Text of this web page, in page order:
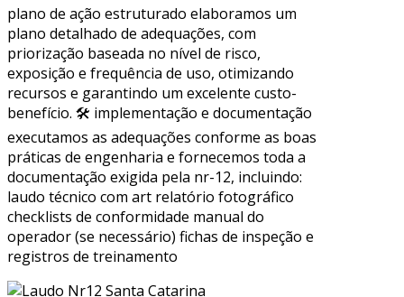
plano de ação estruturado elaboramos um
plano detalhado de adequações, com
priorização baseada no nível de risco,
exposição e frequência de uso, otimizando
recursos e garantindo um excelente custo-
benefício. 🛠 implementação e documentação
executamos as adequações conforme as boas
práticas de engenharia e fornecemos toda a
documentação exigida pela nr-12, incluindo:
laudo técnico com art relatório fotográfico
checklists de conformidade manual do
operador (se necessário) fichas de inspeção e
registros de treinamento